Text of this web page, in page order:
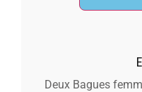
Deux Bagues